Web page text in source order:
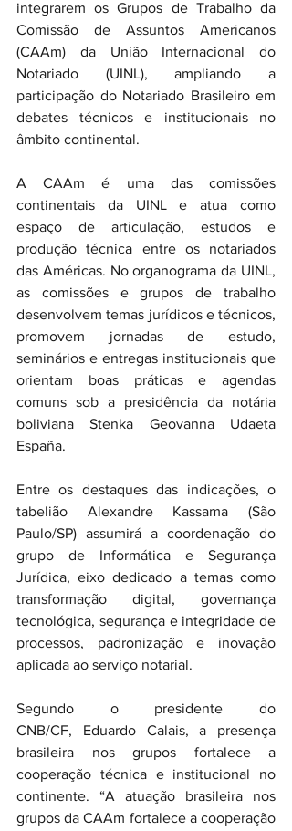
integrarem os Grupos de Trabalho da
Comissão de Assuntos Americanos
(CAAm) da União Internacional do
Notariado (UINL), ampliando a
participação do Notariado Brasileiro em
debates técnicos e institucionais no
âmbito continental.
A CAAm é uma das comissões
continentais da UINL e atua como
espaço de articulação, estudos e
produção técnica entre os notariados
das Américas. No organograma da UINL,
as comissões e grupos de trabalho
desenvolvem temas jurídicos e técnicos,
promovem jornadas de estudo,
seminários e entregas institucionais que
orientam boas práticas e agendas
comuns sob a presidência da notária
boliviana Stenka Geovanna Udaeta
España.
Entre os destaques das indicações, o
tabelião Alexandre Kassama (São
Paulo/SP) assumirá a coordenação do
grupo de Informática e Segurança
Jurídica, eixo dedicado a temas como
transformação digital, governança
tecnológica, segurança e integridade de
processos, padronização e inovação
aplicada ao serviço notarial.
Segundo o presidente do
CNB/CF, Eduardo Calais, a presença
brasileira nos grupos fortalece a
cooperação técnica e institucional no
continente. “A atuação brasileira nos
grupos da CAAm fortalece a cooperação